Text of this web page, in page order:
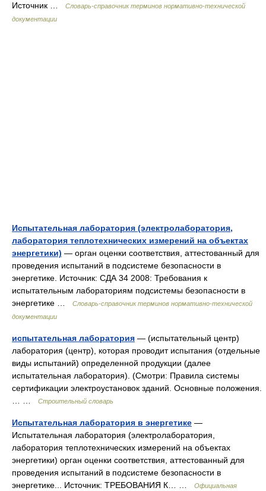
Источник …
Словарь-справочник терминов нормативно-технической
документации
Испытательная лаборатория (электролаборатория,
лаборатория теплотехнических измерений на объектах
энергетики) — орган оценки соответствия, аттестованный для
проведения испытаний в подсистеме безопасности в
энергетике. Источник: СДА 34 2008: Требования к
испытательным лабораториям подсистемы безопасности в
энергетике …
Словарь-справочник терминов нормативно-технической
документации
испытательная лаборатория — (испытательный центр)
лаборатория (центр), которая проводит испытания (отдельные
виды испытаний) определенной продукции (далее
испытательная лаборатория). (Смотри: Правила системы
сертификации электроустановок зданий. Основные положения.
Строительный словарь
Испытательная лаборатория в энергетике —
Испытательная лаборатория (электролаборатория,
лаборатория теплотехнических измерений на объектах
энергетики) орган оценки соответствия, аттестованный для
проведения испытаний в подсистеме безопасности в
энергетике... Источник: ТРЕБОВАНИЯ К… …
Официальная